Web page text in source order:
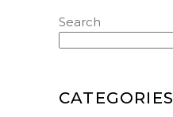
Search
CATEGORIES